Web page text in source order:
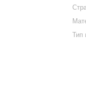
Тип